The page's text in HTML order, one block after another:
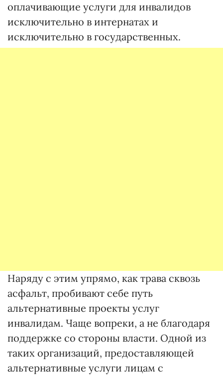
оплачивающие услуги для инвалидов
исключительно в интернатах и
исключительно в государственных.
Наряду с этим упрямо, как трава сквозь
асфальт, пробивают себе путь
альтернативные проекты услуг
инвалидам. Чаще вопреки, а не благодаря
поддержке со стороны власти. Одной из
таких организаций, предоставляющей
альтернативные услуги лицам с